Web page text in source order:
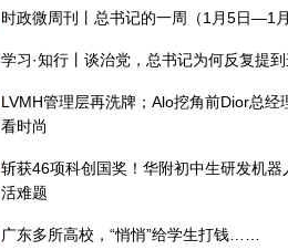
时政微周刊丨总书记的一周（1月5日—1
学习·知行丨谈治党，总书记为何反复提
LVMH管理层再洗牌；Alo挖角前Dior总经
看时尚
斩获46项科创国奖！华附初中生研发机器
活难题
广东多所高校，“悄悄”给学生打钱……